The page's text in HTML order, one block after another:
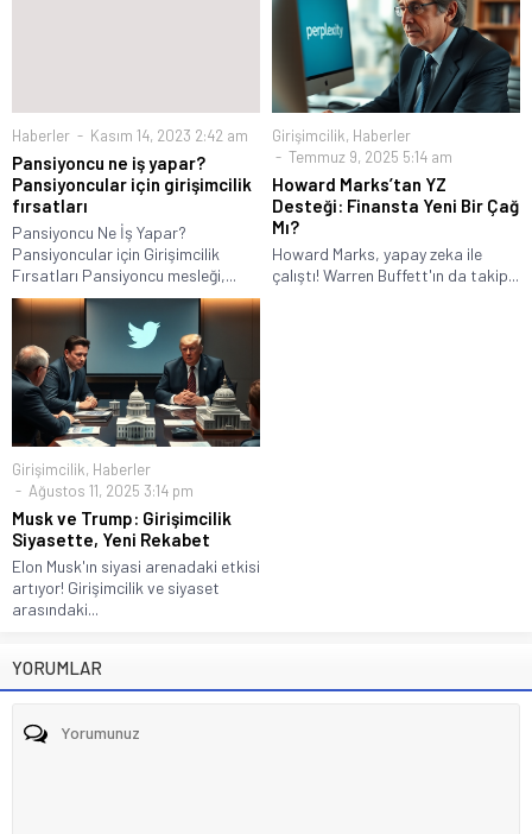
Haberler Kasım 14, 2023 2:42 am
Pansiyoncu ne iş yapar?
Pansiyoncular için girişimcilik
fırsatları
Pansiyoncu Ne İş Yapar?
Pansiyoncular için Girişimcilik
Fırsatları Pansiyoncu mesleği,...
Girişimcilik, Haberler
Temmuz 9, 2025 5:14 am
Howard Marks’tan YZ
Desteği: Finansta Yeni Bir Çağ
Mı?
Howard Marks, yapay zeka ile
çalıştı! Warren Buffett'ın da takip...
Girişimcilik, Haberler
Ağustos 11, 2025 3:14 pm
Musk ve Trump: Girişimcilik
Siyasette, Yeni Rekabet
Elon Musk'ın siyasi arenadaki etkisi
artıyor! Girişimcilik ve siyaset
arasındaki...
YORUMLAR